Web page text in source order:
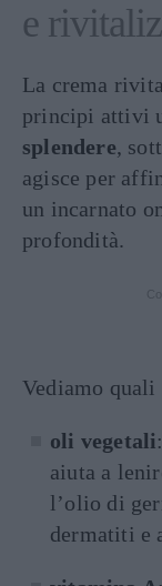
e
La crema
principi attivi
splendere,
agisce per
un incarnato
profondità.
Vediamo
oli vegetali
aiuta a
l’olio di
dermatiti e